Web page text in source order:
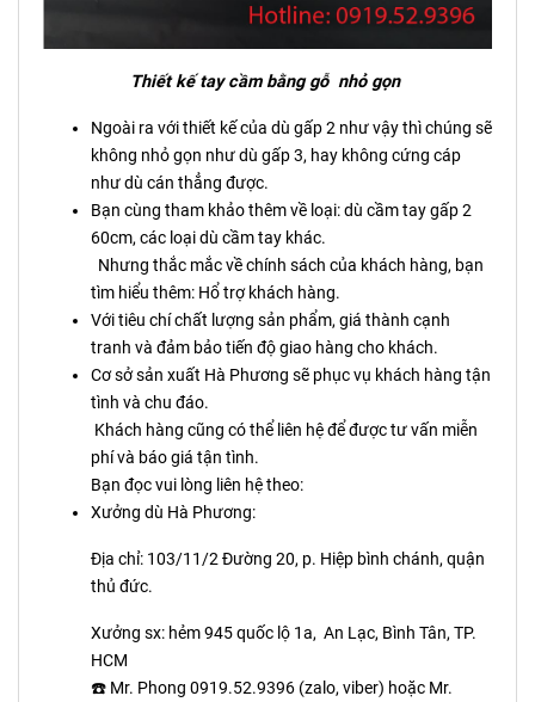
Thiết kế tay cầm bằng gỗ nhỏ gọn
Ngoài ra với thiết kế của dù gấp 2 như vậy thì chúng sẽ
không nhỏ gọn như dù gấp 3, hay không cứng cáp
như dù cán thẳng được.
Bạn cùng tham khảo thêm về loại: dù cầm tay gấp 2
60cm, các loại dù cầm tay khác.
Nhưng thắc mắc về chính sách của khách hàng, bạn
tìm hiểu thêm: Hổ trợ khách hàng.
Với tiêu chí chất lượng sản phẩm, giá thành cạnh
tranh và đảm bảo tiến độ giao hàng cho khách.
Cơ sở sản xuất Hà Phương sẽ phục vụ khách hàng tận
tình và chu đáo.
Khách hàng cũng có thể liên hệ để được tư vấn miễn
phí và báo giá tận tình.
Bạn đọc vui lòng liên hệ theo:
Xưởng dù Hà Phương:
Địa chỉ: 103/11/2 Đường 20, p. Hiệp bình chánh, quận
thủ đức.
Xưởng sx: hẻm 945 quốc lộ 1a, An Lạc, Bình Tân, TP.
HCM
☎️ Mr. Phong 0919.52.9396 (zalo, viber) hoặc Mr.